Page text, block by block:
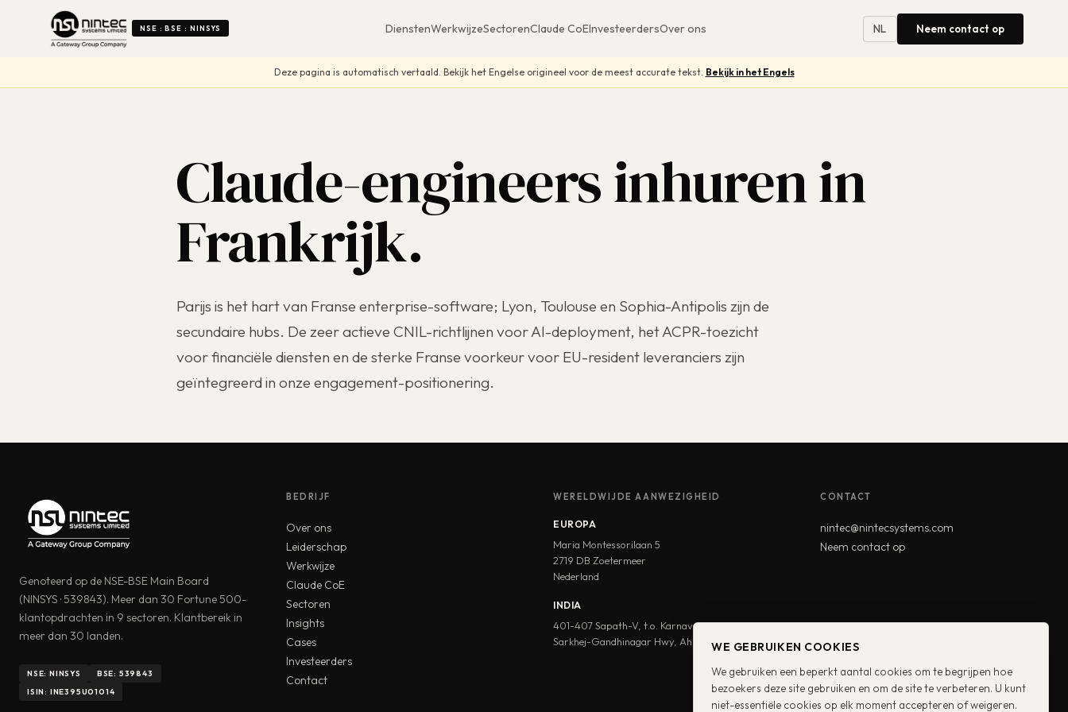
NSE : BSE : NINSYS DienstenWerkwijzeSectorenClaude CoEInvesteerdersOver ons NL Neem contact op
Deze pagina is automatisch vertaald. Bekijk het Engelse origineel voor de meest accurate tekst. Bekijk in het Engels
Claude-engineers inhuren in
Frankrijk.
Parijs is het hart van Franse enterprise-software; Lyon, Toulouse en Sophia-Antipolis zijn de
secundaire hubs. De zeer actieve CNIL-richtlijnen voor AI-deployment, het ACPR-toezicht
voor financiële diensten en de sterke Franse voorkeur voor EU-resident leveranciers zijn
geïntegreerd in onze engagement-positionering.
Genoteerd op de NSE-BSE Main Board
(NINSYS · 539843). Meer dan 30 Fortune 500-
klantopdrachten in 9 sectoren. Klantbereik in
meer dan 30 landen.
NSE: NINSYS
BSE: 539843
ISIN: INE395U01014
BEDRIJF
Over ons
Leiderschap
Werkwijze
Claude CoE
Sectoren
Insights
Cases
Investeerders
Contact
WERELDWIJDE AANWEZIGHEID
EUROPA
Maria Montessorilaan 5
2719 DB Zoetermeer
Nederland
INDIA
401-407 Sapath-V, t.o. Karnavati Club
Sarkhej-Gandhinagar Hwy, Ahmedabad 380015
CONTACT
nintec@nintecsystems.com
Neem contact op
WE GEBRUIKEN COOKIES
We gebruiken een beperkt aantal cookies om te begrijpen hoe
bezoekers deze site gebruiken en om de site te verbeteren. U kunt
niet-essentiële cookies op elk moment accepteren of weigeren.